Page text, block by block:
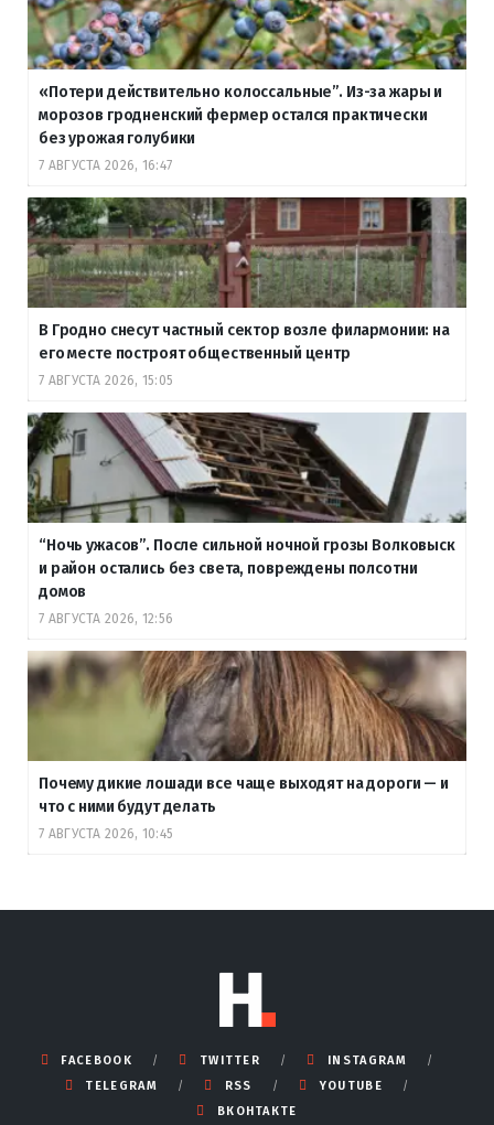
«Потери действительно колоссальные”. Из-за жары и
морозов гродненский фермер остался практически
без урожая голубики
7 АВГУСТА 2026, 16:47
В Гродно снесут частный сектор возле филармонии: на
его месте построят общественный центр
7 АВГУСТА 2026, 15:05
“Ночь ужасов”. После сильной ночной грозы Волковыск
и район остались без света, повреждены полсотни
домов
7 АВГУСТА 2026, 12:56
Почему дикие лошади все чаще выходят на дороги — и
что с ними будут делать
7 АВГУСТА 2026, 10:45
FACEBOOK TWITTER
INSTAGRAM
TELEGRAM
RSS
YOUTUBE
ВКОНТАКТЕ